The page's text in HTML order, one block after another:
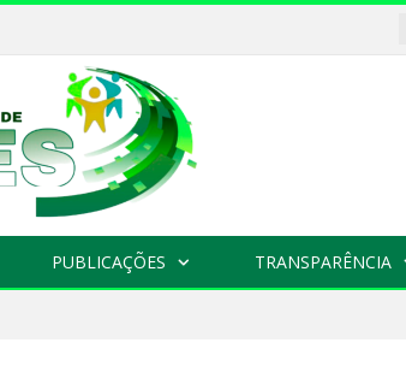
PUBLICAÇÕES TRANSPARÊNCIA